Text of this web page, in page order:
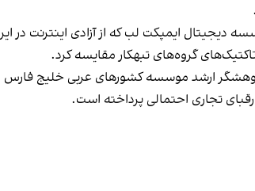
دیجیتال ایمپکت لب که از آزادی اینترنت در
گروه‌های تبهکار مقایسه کرد.
ارشد موسسه کشورهای عربی خلیج فارس
تجاری احتمالی پرداخته است.